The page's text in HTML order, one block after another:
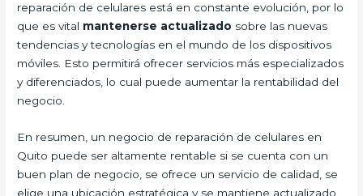
reparación de celulares está en constante evolución, por lo
que es vital mantenerse actualizado sobre las nuevas
tendencias y tecnologías en el mundo de los dispositivos
móviles. Esto permitirá ofrecer servicios más especializados
y diferenciados, lo cual puede aumentar la rentabilidad del
negocio.
En resumen, un negocio de reparación de celulares en
Quito puede ser altamente rentable si se cuenta con un
buen plan de negocio, se ofrece un servicio de calidad, se
elige una ubicación estratégica y se mantiene actualizado